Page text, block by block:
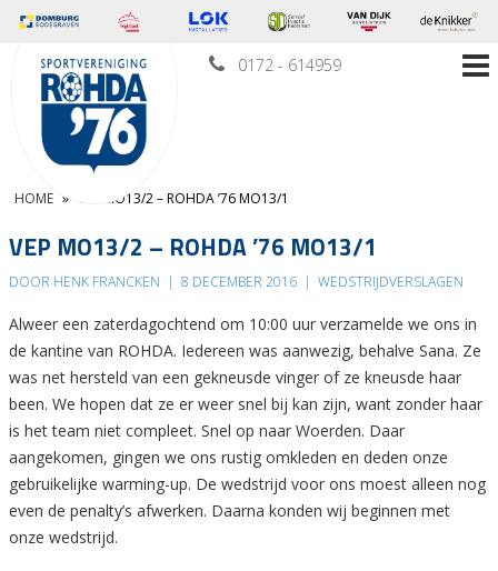
0172 - 614959
HOME » VEP MO13/2 – ROHDA ’76 MO13/1
VEP MO13/2 – ROHDA ’76 MO13/1
DOOR HENK FRANCKEN | 8 DECEMBER 2016 | WEDSTRIJDVERSLAGEN
Alweer een zaterdagochtend om 10:00 uur verzamelde we ons in
de kantine van ROHDA. Iedereen was aanwezig, behalve Sana. Ze
was net hersteld van een gekneusde vinger of ze kneusde haar
been. We hopen dat ze er weer snel bij kan zijn, want zonder haar
is het team niet compleet. Snel op naar Woerden. Daar
aangekomen, gingen we ons rustig omkleden en deden onze
gebruikelijke warming-up. De wedstrijd voor ons moest alleen nog
even de penalty’s afwerken. Daarna konden wij beginnen met
onze wedstrijd.